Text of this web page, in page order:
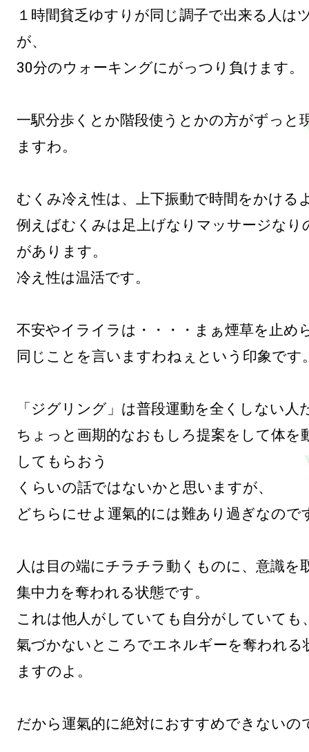
１時間貧乏ゆすりが同じ調子で出来る人は
が、
30分のウォーキングにがっつり負けます。
一駅分歩くとか階段使うとかの方がずっと
ますわ。
むくみ冷え性は、上下振動で時間をかける
例えばむくみは足上げなりマッサージなり
があります。
冷え性は温活です。
不安やイライラは・・・・まぁ煙草を止め
同じことを言いますわねぇという印象です
「ジグリング」は普段運動を全くしない人
ちょっと画期的なおもしろ提案をして体を
してもらおう
くらいの話ではないかと思いますが、
どちらにせよ運氣的には難あり過ぎなので
人は目の端にチラチラ動くものに、意識を
集中力を奪われる状態です。
これは他人がしていても自分がしていても
氣づかないところでエネルギーを奪われる
ますのよ。
だから運氣的に絶対におすすめできないの